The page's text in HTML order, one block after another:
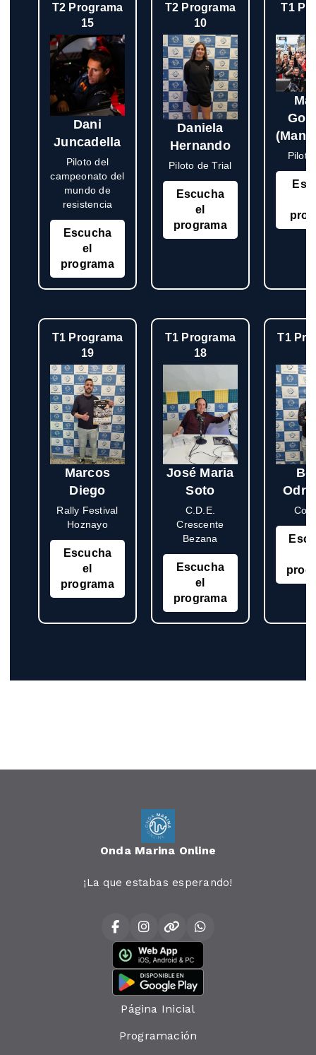
T2 Programa
15
Dani
Juncadella
Piloto del
campeonato del
mundo de
resistencia
Escucha
el
programa
T2 Programa
10
Daniela
Hernando
Piloto de Trial
Escucha
el
programa
T1
T1 Programa
19
Marcos
Diego
Rally Festival
Hoznayo
Escucha
el
programa
T1 Programa
18
José Maria
Soto
C.D.E.
Crescente
Bezana
Escucha
el
programa
T1
Onda Marina Online
¡La que estabas esperando!
Página Inicial
Programación